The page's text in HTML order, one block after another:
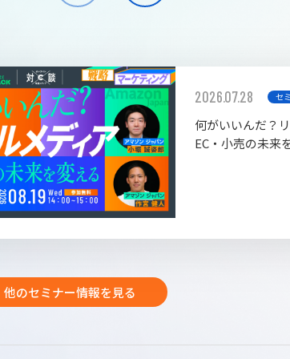
2026.07.28 セ
何がいいんだ？
EC・小売の未来
他のセミナー情報を見る